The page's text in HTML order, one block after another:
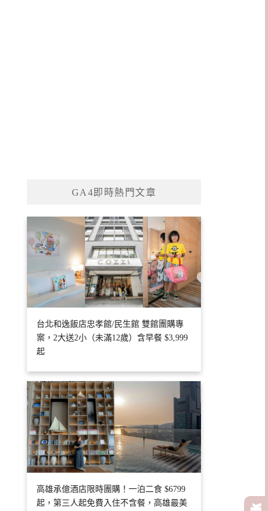
GA4即時熱門文章
台北和逸飯店忠孝館/民生館 雙館團購專
案，2大送2小（未滿12歲）含早餐 $3,999
起
高雄承億酒店限時團購！一泊二食 $6799
起，第三人起免費入住不含餐，高雄最美